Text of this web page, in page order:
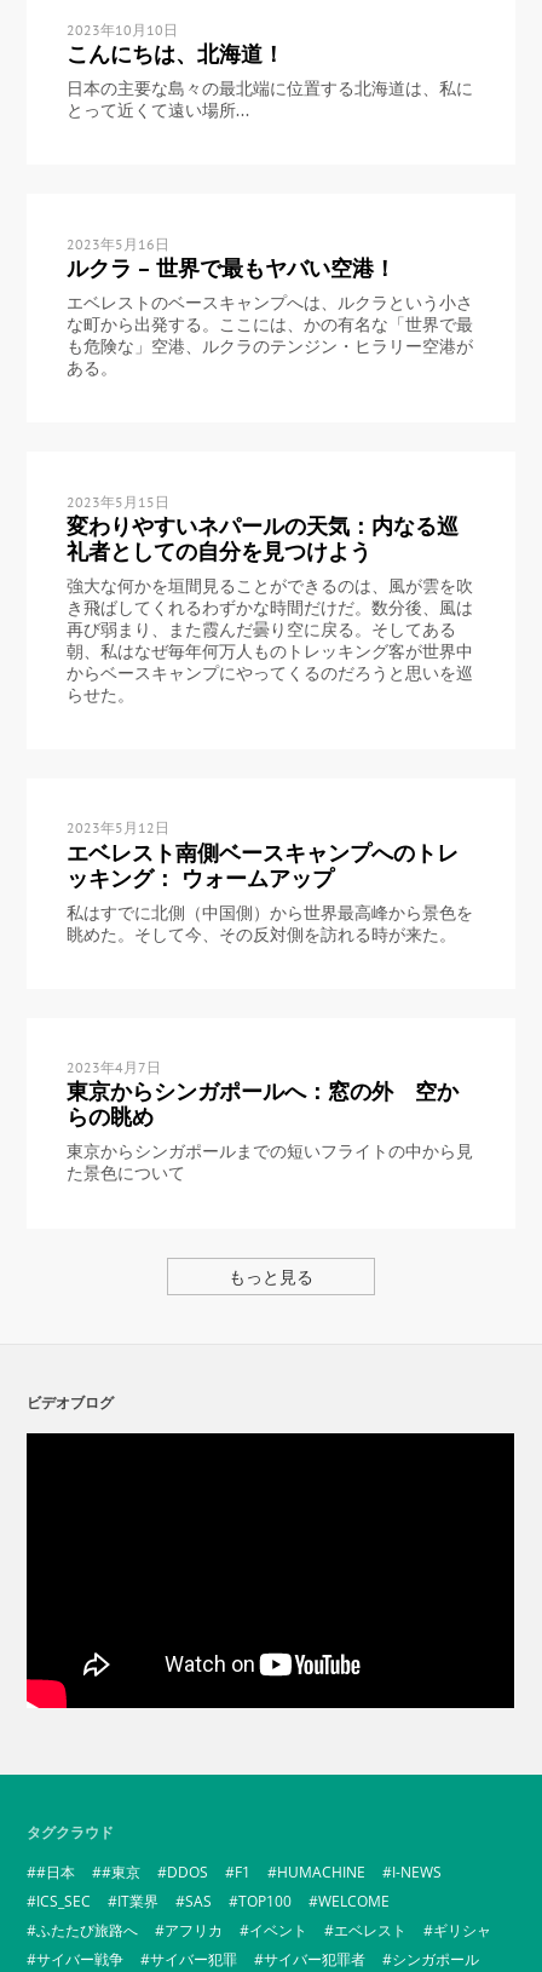
2023年10月10日
こんにちは、北海道！
日本の主要な島々の最北端に位置する北海道は、私に
とって近くて遠い場所...
2023年5月16日
ルクラ – 世界で最もヤバい空港！
エベレストのベースキャンプへは、ルクラという小さ
な町から出発する。ここには、かの有名な「世界で最
も危険な」空港、ルクラのテンジン・ヒラリー空港が
ある。
2023年5月15日
変わりやすいネパールの天気：内なる巡
礼者としての自分を見つけよう
強大な何かを垣間見ることができるのは、風が雲を吹
き飛ばしてくれるわずかな時間だけだ。数分後、風は
再び弱まり、また霞んだ曇り空に戻る。そしてある
朝、私はなぜ毎年何万人ものトレッキング客が世界中
からベースキャンプにやってくるのだろうと思いを巡
らせた。
2023年5月12日
エベレスト南側ベースキャンプへのトレ
ッキング： ウォームアップ
私はすでに北側（中国側）から世界最高峰から景色を
眺めた。そして今、その反対側を訪れる時が来た。
2023年4月7日
東京からシンガポールへ：窓の外 空か
らの眺め
東京からシンガポールまでの短いフライトの中から見
た景色について
もっと見る
ビデオブログ
タグクラウド
#日本
#東京 DDOS F1 HUMACHINE
I-NEWS
ICS_SEC
IT業界 SAS TOP100
WELCOME
ふたたび旅路へ
アフリカ イベント エベレスト
ギリシャ
サイバー戦争
サイバー犯罪 サイバー犯罪者
シンガポール